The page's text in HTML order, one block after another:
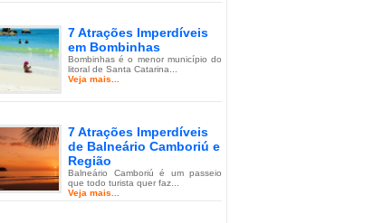
7 Atrações Imperdíveis
em Bombinhas
Bombinhas é o menor município do
litoral de Santa Catarina...
Veja mais...
7 Atrações Imperdíveis
de Balneário Camboriú e
Região
Balneário Camboriú é um passeio
que todo turista quer faz...
Veja mais...